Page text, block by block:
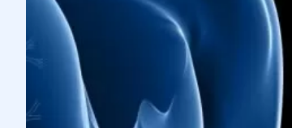
нередко требуют совместного
сосудистого хирурга. В
отделении сосудистой хирургии
в другие медицинские центры.